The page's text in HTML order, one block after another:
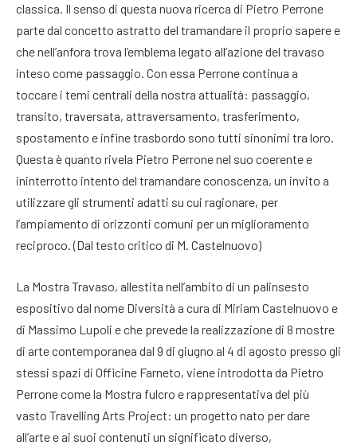
classica. Il senso di questa nuova ricerca di Pietro Perrone
parte dal concetto astratto del tramandare il proprio sapere e
che nell’anfora trova l’emblema legato all’azione del travaso
inteso come passaggio. Con essa Perrone continua a
toccare i temi centrali della nostra attualità: passaggio,
transito, traversata, attraversamento, trasferimento,
spostamento e infine trasbordo sono tutti sinonimi tra loro.
Questa è quanto rivela Pietro Perrone nel suo coerente e
ininterrotto intento del tramandare conoscenza, un invito a
utilizzare gli strumenti adatti su cui ragionare, per
l’ampiamento di orizzonti comuni per un miglioramento
reciproco. (Dal testo critico di M. Castelnuovo)
La Mostra Travaso, allestita nell’ambito di un palinsesto
espositivo dal nome Diversità a cura di Miriam Castelnuovo e
di Massimo Lupoli e che prevede la realizzazione di 8 mostre
di arte contemporanea dal 9 di giugno al 4 di agosto presso gli
stessi spazi di Officine Farneto, viene introdotta da Pietro
Perrone come la Mostra fulcro e rappresentativa del più
vasto Travelling Arts Project: un progetto nato per dare
all’arte e ai suoi contenuti un significato diverso,